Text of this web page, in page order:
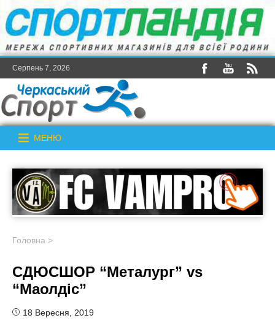
Серпень 7, 2026
МЕНЮ
Головна >
СДЮСШОР “Металург” vs
“Маолдіс”
18 Вересня, 2019